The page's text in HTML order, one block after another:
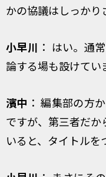
かの協議はしっかり
小早川 ： はい。通
論する場も設けてい
濱中 ： 編集部の方
ですが、第三者だ
いると、タイトルを